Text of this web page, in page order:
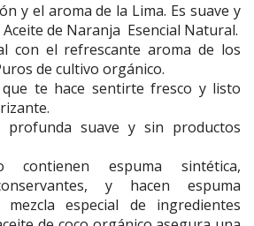
y el aroma de la Lima. Es suave y
de Naranja Esencial Natural.
con el refrescante aroma de los
de cultivo orgánico.
te hace sentirte fresco y listo
profunda suave y sin productos
espuma sintética,
y hacen espuma
especial de ingredientes